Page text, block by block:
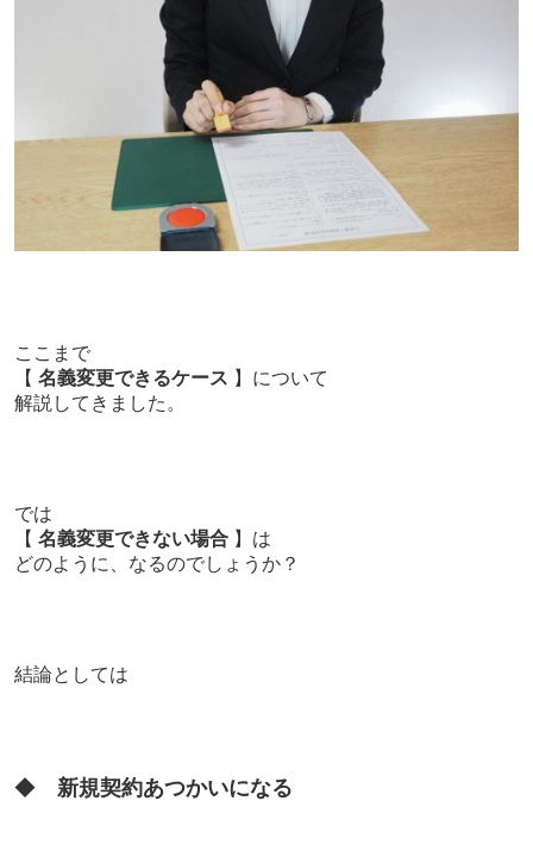
ここまで
【 名義変更できるケース 】について
解説してきました。
では
【 名義変更できない場合】は
どのように、なるのでしょうか？
結論としては
◆ 新規契約あつかいになる